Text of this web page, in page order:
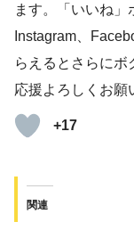
ます。「いいね」
Instagram、
らえるとさらにボ
応援よろしくお願
+17
関連